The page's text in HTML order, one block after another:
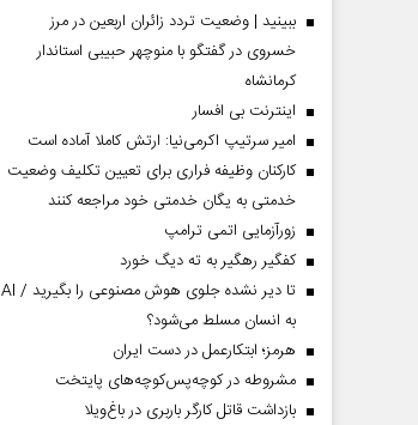
ببینید | وضعیت تردد زائران اربعین در مرز
خسروی در گفتگو با منوچهر حبیبی استاندار
کرمانشاه
اینترنت بی افسار
امیر سرتیپ اکرمی‌نیا: ارتش کاملا آماده است
کارکنان وظیفه فراری برای تعیین تکلیف وضعیت
خدمتی به یگان خدمتی خود مراجعه کنند
زورآزمایی اتمی ترامپ
کفگیر رهگیر به ته دیگ خورد
تا دیر نشده جلوی هوش مصنوعی را بگیرید / AI
به انسان مسلط می‌شود؟
هرمز؛ ابتکارعمل در دست ایران
مشروطه در کوچه‌پس‌کوچه‌های پایتخت
بازداشت قاتل کارگر باربری در باغ‌ویلا